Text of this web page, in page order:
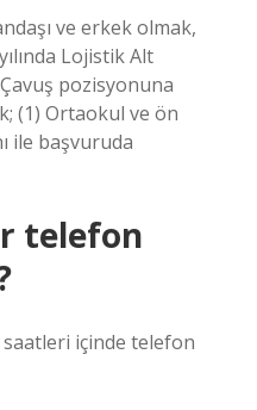
ve erkek olmak,
Lojistik Alt
pozisyonuna
(1) Ortaokul ve ön
ile başvuruda
telefon
saatleri içinde telefon